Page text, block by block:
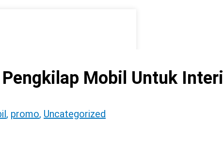
Mobil Untuk
, promo, Uncategorized